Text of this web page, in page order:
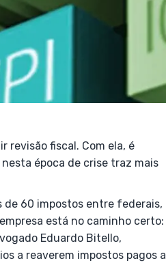
revisão fiscal. Com ela, é
época de crise traz mais
de 60 impostos entre federais,
está no caminho certo:
Eduardo Bitello,
a reaverem impostos pagos a